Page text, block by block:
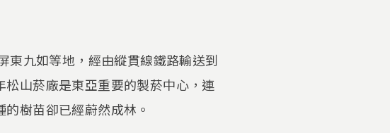
東九如等地，經由縱貫線鐵路輸送到
山菸廠是東亞重要的製菸中心，連
樹苗卻已經蔚然成林。